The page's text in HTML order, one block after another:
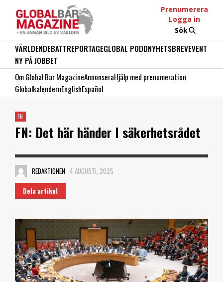
Prenumerera
Logga in
Sök
VÄRLDENDEBATTREPORTAGEGLOBAL PODDNYHETSBREVEVENT
NY PÅ JOBBET
Om Global Bar MagazineAnnonseraHjälp med prenumeration
GlobalkalendernEnglishEspañol
FN
FN: Det här händer I säkerhetsrådet
REDAKTIONEN 4 AUGUSTI, 2025
Dela artikel